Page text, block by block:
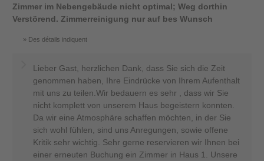
Zimmer im Nebengebäude nicht optimal; Weg dorthin
Verstörend. Zimmerreinigung nur auf bes Wunsch
Des détails indiquent
Lieber Gast, herzlichen Dank, dass Sie sich die Zeit
genommen haben, Ihre Eindrücke von Ihrem Aufenthalt
mit uns zu teilen.Wir bedauern es sehr , dass wir Sie
nicht komplett von unserem Haus begeistern konnten.
Da wir eine Atmosphäre schaffen möchten, in der Sie
sich wohl fühlen, sind uns Anregungen, sowie offene
Kritik sehr wichtig. Sehr gerne reservieren wir Ihnen bei
einer erneuten Buchung ein Zimmer in Haus 1. Unsere